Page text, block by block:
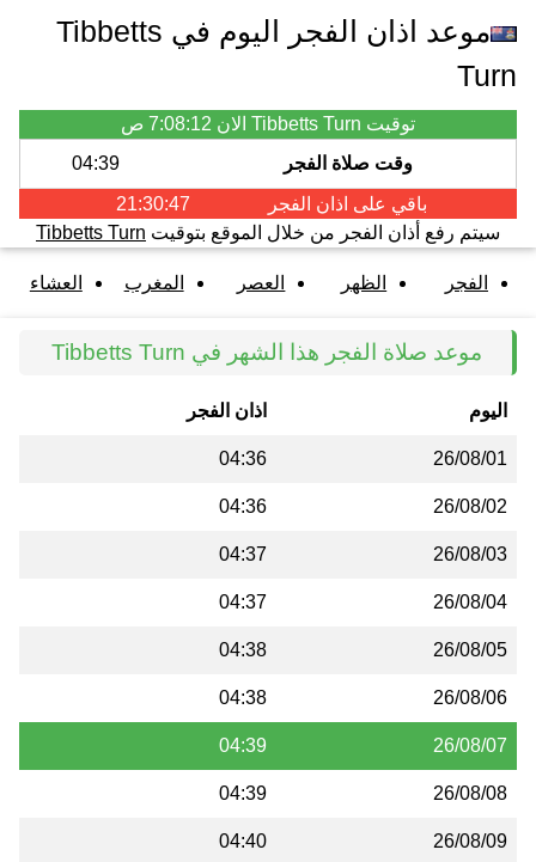
موعد اذان الفجر اليوم في Tibbetts
Turn
توقيت Tibbetts Turn الان
7:08:12 ص
وقت صلاة الفجر
04:39
باقي على اذان الفجر
21:30:47
سيتم رفع أذان الفجر من خلال الموقع بتوقيت Tibbetts Turn
الفجر الظهر العصر المغرب العشاء
موعد صلاة الفجر هذا الشهر في Tibbetts Turn
اليوم اذان الفجر
26/08/01
04:36
26/08/02
04:36
26/08/03
04:37
26/08/04
04:37
26/08/05
04:38
26/08/06
04:38
26/08/07
04:39
26/08/08
04:39
26/08/09
04:40